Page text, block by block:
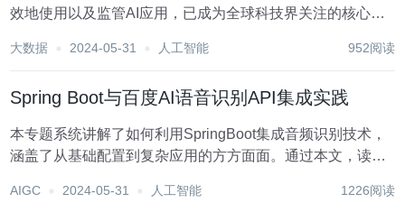
效地使用以及监管AI应用，已成为全球科技界关注的核心议
内瓦召开2024人工智能向善全球峰会AI for Good，公布全球
大数据 2024-05-31 人工智能 952阅读
Spring Boot与百度AI语音识别API集成实践
本专题系统讲解了如何利用SpringBoot集成音频识别技术，
涵盖了从基础配置到复杂应用的方方面面。通过本文，读者
等场景中，音频识别技术如何有效提升人机交互效率。无论
AIGC 2024-05-31 人工智能 1226阅读